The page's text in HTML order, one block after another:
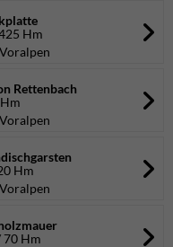
Hm
Rettenbach
Hm
Hm